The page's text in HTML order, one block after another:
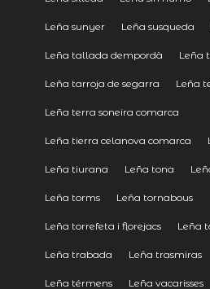
Leña sunyer Leña susqueda
Leña tallada dempordà Leña
Leña tarroja de segarra Leña
Leña terra soneira comarca
Leña tierra celanova comarca
Leña tiurana Leña tona
Leña torms Leña tornabous
Leña torrefeta i florejacs Leña
Leña trabada Leña trasmiras
Leña térmens Leña vacarisses